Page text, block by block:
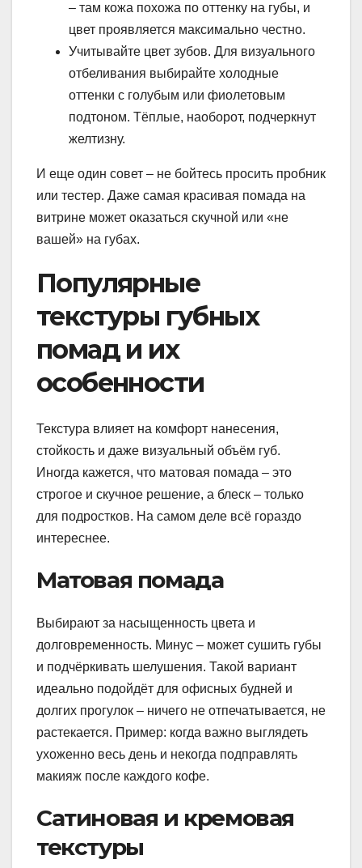
– там кожа похожа по оттенку на губы, и
цвет проявляется максимально честно.
Учитывайте цвет зубов. Для визуального
отбеливания выбирайте холодные
оттенки с голубым или фиолетовым
подтоном. Тёплые, наоборот, подчеркнут
желтизну.
И еще один совет – не бойтесь просить пробник
или тестер. Даже самая красивая помада на
витрине может оказаться скучной или «не
вашей» на губах.
Популярные
текстуры губных
помад и их
особенности
Текстура влияет на комфорт нанесения,
стойкость и даже визуальный объём губ.
Иногда кажется, что матовая помада – это
строгое и скучное решение, а блеск – только
для подростков. На самом деле всё гораздо
интереснее.
Матовая помада
Выбирают за насыщенность цвета и
долговременность. Минус – может сушить губы
и подчёркивать шелушения. Такой вариант
идеально подойдёт для офисных будней и
долгих прогулок – ничего не отпечатывается, не
растекается. Пример: когда важно выглядеть
ухоженно весь день и некогда подправлять
макияж после каждого кофе.
Сатиновая и кремовая
текстуры